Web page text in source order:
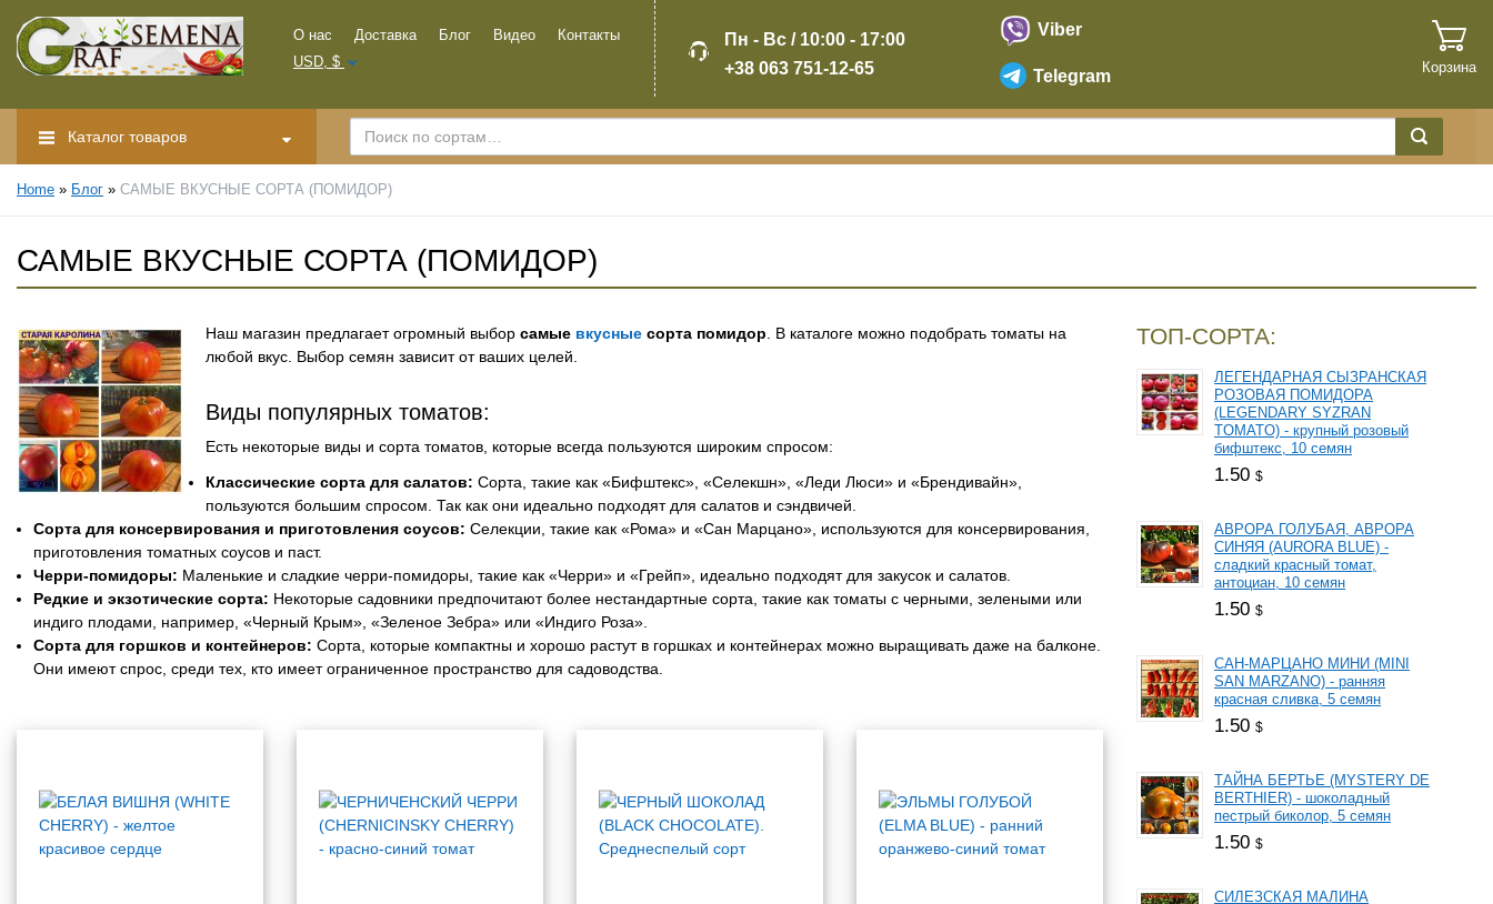
О нас Доставка Блог Видео
Контакты
USD, $
Пн - Вс / 10:00 - 17:00
+38 063 751-12-65
Viber
Telegram Корзина
Каталог товаров
Home » Блог » САМЫЕ ВКУСНЫЕ СОРТА (ПОМИДОР)
САМЫЕ ВКУСНЫЕ СОРТА (ПОМИДОР)
ТОП-СОРТА:
ЛЕГЕНДАРНАЯ СЫЗРАНСКАЯ
РОЗОВАЯ ПОМИДОРА
(LEGENDARY SYZRAN
TOMATO) - крупный розовый
бифштекс, 10 семян
1.50 $
АВРОРА ГОЛУБАЯ, АВРОРА
СИНЯЯ (AURORA BLUE) -
сладкий красный томат,
антоциан, 10 семян
1.50 $
САН-МАРЦАНО МИНИ (MINI
SAN MARZANO) - ранняя
красная сливка, 5 семян
1.50 $
ТАЙНА БЕРТЬЕ (MYSTERY DE
BERTHIER) - шоколадный
пестрый биколор, 5 семян
1.50 $
СИЛЕЗСКАЯ МАЛИНА
Наш магазин предлагает огромный выбор самые вкусные сорта помидор . В каталоге можно подобрать томаты на
любой вкус. Выбор семян зависит от ваших целей.
Виды популярных томатов:
Есть некоторые виды и сорта томатов, которые всегда пользуются широким спросом:
Классические сорта для салатов: Сорта, такие как «Бифштекс», «Селекшн», «Леди Люси» и «Брендивайн»,
пользуются большим спросом. Так как они идеально подходят для салатов и сэндвичей.
Сорта для консервирования и приготовления соусов: Селекции, такие как «Рома» и «Сан Марцано», используются для консервирования,
приготовления томатных соусов и паст.
Черри-помидоры: Маленькие и сладкие черри-помидоры, такие как «Черри» и «Грейп», идеально подходят для закусок и салатов.
Редкие и экзотические сорта: Некоторые садовники предпочитают более нестандартные сорта, такие как томаты с черными, зелеными или
индиго плодами, например, «Черный Крым», «Зеленое Зебра» или «Индиго Роза».
Сорта для горшков и контейнеров: Сорта, которые компактны и хорошо растут в горшках и контейнерах можно выращивать даже на балконе.
Они имеют спрос, среди тех, кто имеет ограниченное пространство для садоводства.